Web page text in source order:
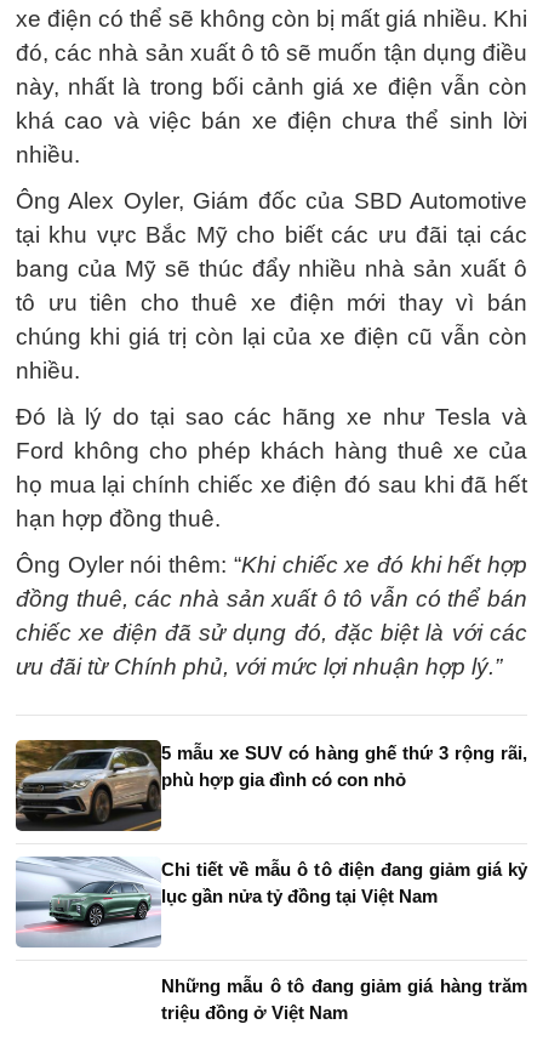
xe điện có thể sẽ không còn bị mất giá nhiều. Khi
đó, các nhà sản xuất ô tô sẽ muốn tận dụng điều
này, nhất là trong bối cảnh giá xe điện vẫn còn
khá cao và việc bán xe điện chưa thể sinh lời
nhiều.
Ông Alex Oyler, Giám đốc của SBD Automotive
tại khu vực Bắc Mỹ cho biết các ưu đãi tại các
bang của Mỹ sẽ thúc đẩy nhiều nhà sản xuất ô
tô ưu tiên cho thuê xe điện mới thay vì bán
chúng khi giá trị còn lại của xe điện cũ vẫn còn
nhiều.
Đó là lý do tại sao các hãng xe như Tesla và
Ford không cho phép khách hàng thuê xe của
họ mua lại chính chiếc xe điện đó sau khi đã hết
hạn hợp đồng thuê.
Ông Oyler nói thêm: “Khi chiếc xe đó khi hết hợp
đồng thuê, các nhà sản xuất ô tô vẫn có thể bán
chiếc xe điện đã sử dụng đó, đặc biệt là với các
ưu đãi từ Chính phủ, với mức lợi nhuận hợp lý.”
5 mẫu xe SUV có hàng ghế thứ 3 rộng rãi,
phù hợp gia đình có con nhỏ
Chi tiết về mẫu ô tô điện đang giảm giá kỷ
lục gần nửa tỷ đồng tại Việt Nam
Những mẫu ô tô đang giảm giá hàng trăm
triệu đồng ở Việt Nam